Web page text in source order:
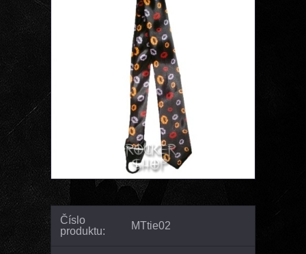
Číslo
produktu:
MTtie02